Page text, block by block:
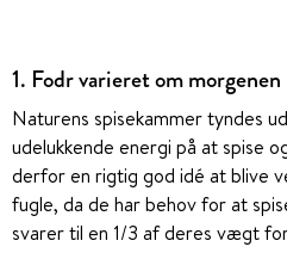
1. Fodr varieret om morgenen
Naturens spisekammer tyndes
udelukkende energi på at spise
derfor en rigtig god idé at blive
fugle, da de har behov for at
svarer til en 1/3 af deres vægt